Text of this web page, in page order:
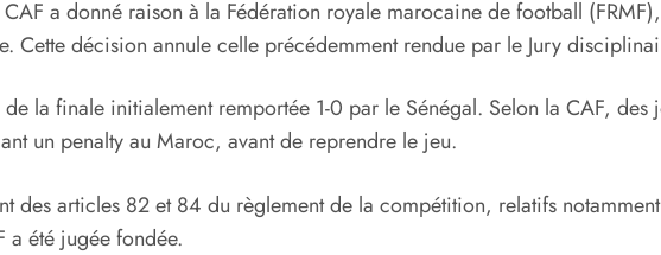
a donné raison à la Fédération royale marocaine de football
Cette décision annule celle précédemment rendue par le Jury
la finale initialement remportée 1-0 par le Sénégal. Selon la CAF, des
un penalty au Maroc, avant de reprendre le jeu.
des articles 82 et 84 du règlement de la compétition, relatifs
a été jugée fondée.